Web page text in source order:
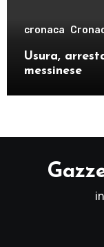
cronaca
Usura,
messinese